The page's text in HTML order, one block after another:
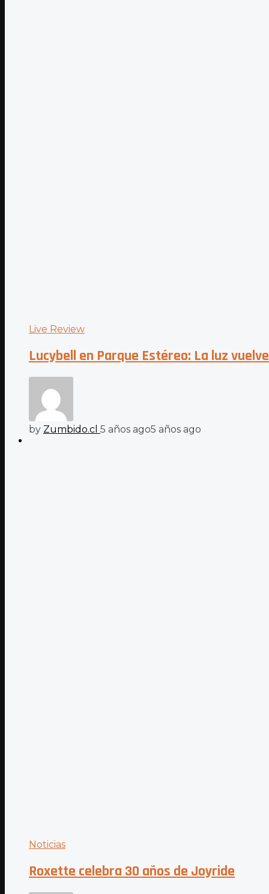
Live Review
Lucybell en Parque Estéreo: La luz
by Zumbido.cl 5 años ago5 años ago
Noticias
Roxette celebra 30 años de Joyride